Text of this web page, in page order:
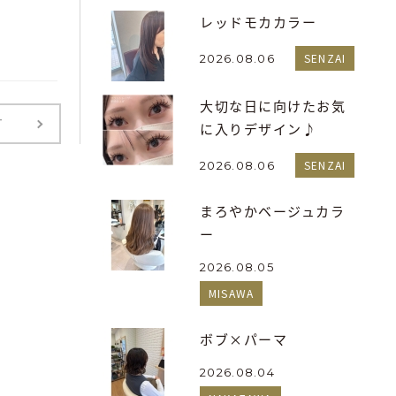
レッドモカカラー
2026.08.06 SENZAI
大切な日に向けたお気
に入りデザイン♪
2026.08.06 SENZAI
まろやかベージュカラ
ー
2026.08.05
MISAWA
ボブ×パーマ
2026.08.04